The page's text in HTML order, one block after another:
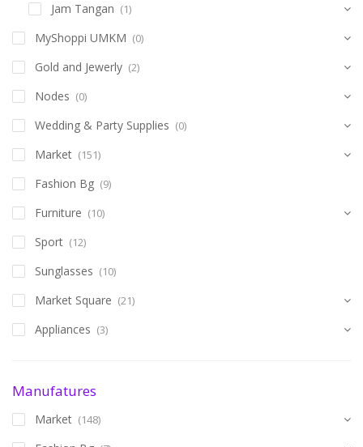
Jam Tangan (1)
MyShoppi UMKM (0)
Gold and Jewerly (2)
Nodes (0)
Wedding & Party Supplies (0)
Market (151)
Fashion Bg (9)
Furniture (10)
Sport (12)
Sunglasses (10)
Market Square (21)
Appliances (3)
Manufatures
Market (148)